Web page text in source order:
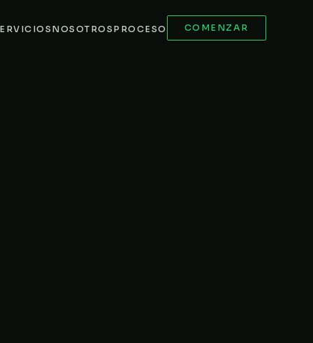
NOSOTROSPROCESO COMENZAR